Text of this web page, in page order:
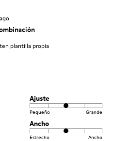
plantilla propia
Ajuste
Pequeño Grande
Ancho
Estrecho Ancho